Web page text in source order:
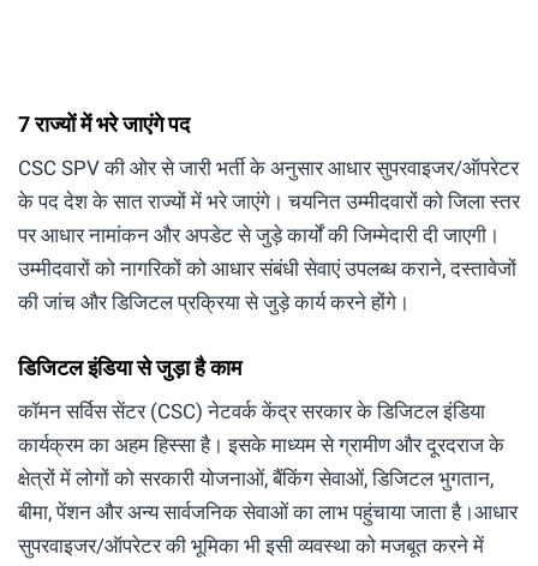
7 राज्यों में भरे जाएंगे पद
CSC SPV की ओर से जारी भर्ती के अनुसार आधार सुपरवाइजर/ऑपरेटर
के पद देश के सात राज्यों में भरे जाएंगे। चयनित उम्मीदवारों को जिला स्तर
पर आधार नामांकन और अपडेट से जुड़े कार्यों की जिम्मेदारी दी जाएगी।
उम्मीदवारों को नागरिकों को आधार संबंधी सेवाएं उपलब्ध कराने, दस्तावेजों
की जांच और डिजिटल प्रक्रिया से जुड़े कार्य करने होंगे।
डिजिटल इंडिया से जुड़ा है काम
कॉमन सर्विस सेंटर (CSC) नेटवर्क केंद्र सरकार के डिजिटल इंडिया
कार्यक्रम का अहम हिस्सा है। इसके माध्यम से ग्रामीण और दूरदराज के
क्षेत्रों में लोगों को सरकारी योजनाओं, बैंकिंग सेवाओं, डिजिटल भुगतान,
बीमा, पेंशन और अन्य सार्वजनिक सेवाओं का लाभ पहुंचाया जाता है।आधार
सुपरवाइजर/ऑपरेटर की भूमिका भी इसी व्यवस्था को मजबूत करने में